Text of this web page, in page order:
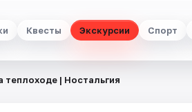
Квесты Экскурсии Спорт
теплоходе | Ностальгия